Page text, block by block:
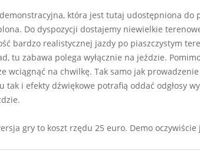
która jest tutaj udostępniona do
Do dyspozycji dostajemy niewielkie
bardzo realistycznej jazdy po piaszczystym
tu zabawa polega wyłącznie na jeździe.
wciągnąć na chwilkę. Tak samo jak
tak i efekty dźwiękowe potrafią oddać odgłosy
gry to koszt rzędu 25 euro. Demo oczywiście